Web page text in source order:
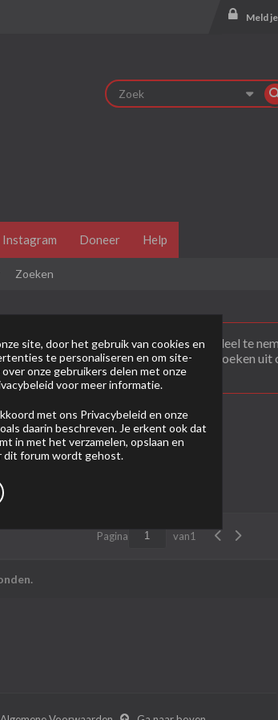
Meld
Instagram Doneer Help
Zoeken
deveel gestelde vragen. Om actief deel te
selecteer het forum dat je wil bezoeken uit
Pagina van1
site, door het gebruik van cookies en
te personaliseren en om site-
onze gebruikers delen met onze
voor meer informatie.
met ons Privacybeleid en onze
daarin beschreven. Je erkent ook dat
in met het verzamelen, opslaan en
dit forum wordt gehost.